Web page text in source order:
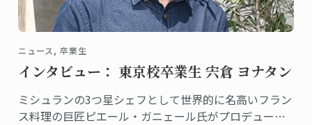
ニュース, 卒業生
インタビュー： 東京校卒業生 宍倉 ヨナタン
ミシュランの3つ星シェフとして世界的に名高いフラン
ス料理の巨匠ピエール・ガニェール氏がプロデュース